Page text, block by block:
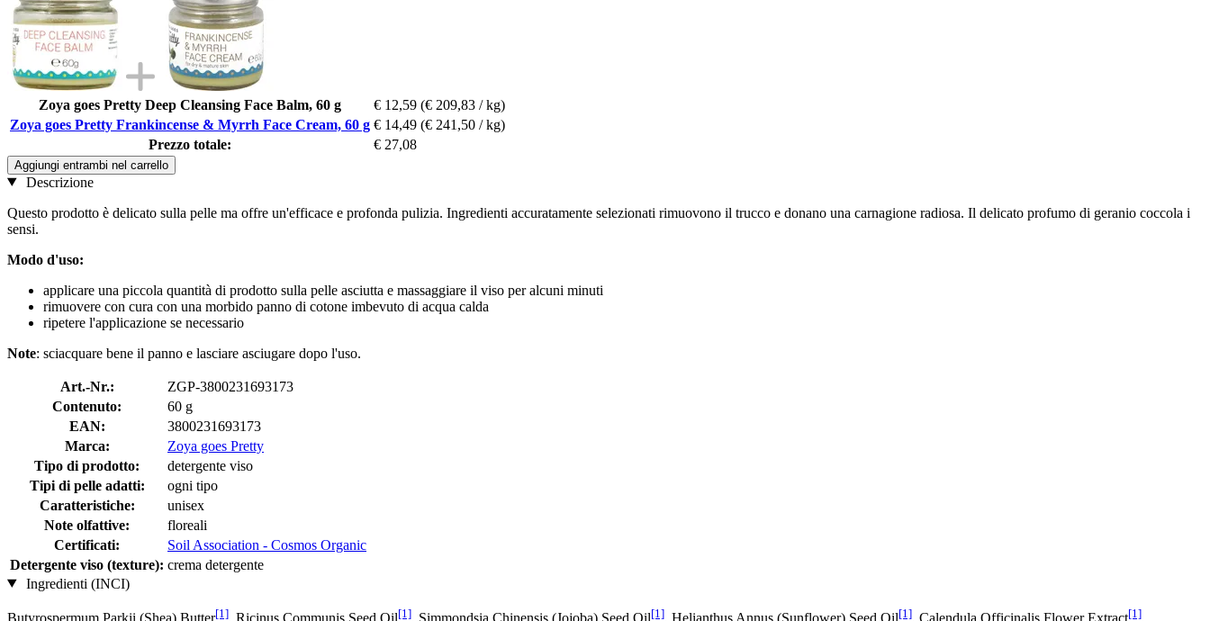
Zoya goes Pretty Deep Cleansing Face Balm, 60 g € 12,59 (€ 209,83 / kg)
Zoya goes Pretty Frankincense & Myrrh Face Cream, 60 g € 14,49 (€ 241,50 / kg)
Prezzo totale:
€ 27,08
Aggiungi entrambi nel carrello
Descrizione
Questo prodotto è delicato sulla pelle ma offre un'efficace e profonda pulizia. Ingredienti accuratamente selezionati rimuovono il trucco e donano una carnagione radiosa. Il delicato profumo di geranio coccola i
sensi.
Modo d'uso:
applicare una piccola quantità di prodotto sulla pelle asciutta e massaggiare il viso per alcuni minuti
rimuovere con cura con una morbido panno di cotone imbevuto di acqua calda
ripetere l'applicazione se necessario
Note: sciacquare bene il panno e lasciare asciugare dopo l'uso.
Art.-Nr.:
ZGP-3800231693173
Contenuto:
60 g
EAN:
3800231693173
Marca:
Zoya goes Pretty
Tipo di prodotto:
detergente viso
Tipi di pelle adatti:
ogni tipo
Caratteristiche:
unisex
Note olfattive:
floreali
Certificati:
Soil Association - Cosmos Organic
Detergente viso (texture): crema detergente
Ingredienti (INCI)
Butyrospermum Parkii (Shea) Butter[1], Ricinus Communis Seed Oil[1], Simmondsia Chinensis (Jojoba) Seed Oil[1], Helianthus Annus (Sunflower) Seed Oil[1], Calendula Officinalis Flower Extract[1],